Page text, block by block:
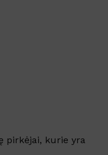
pirkėjai, kurie yra